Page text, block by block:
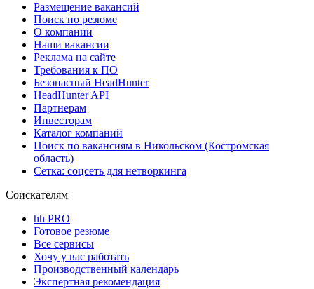
Размещение вакансий
Поиск по резюме
О компании
Наши вакансии
Реклама на сайте
Требования к ПО
Безопасный HeadHunter
HeadHunter API
Партнерам
Инвесторам
Каталог компаний
Поиск по вакансиям в Никольском (Костромская
область)
Сетка: соцсеть для нетворкинга
Соискателям
hh PRO
Готовое резюме
Все сервисы
Хочу у вас работать
Производственный календарь
Экспертная рекомендация